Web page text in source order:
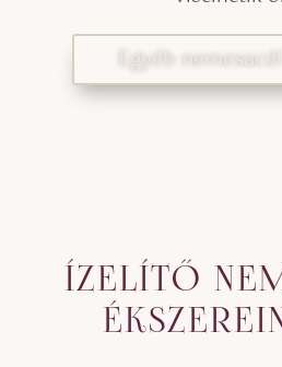
Egyéb
ÍZELÍTŐ